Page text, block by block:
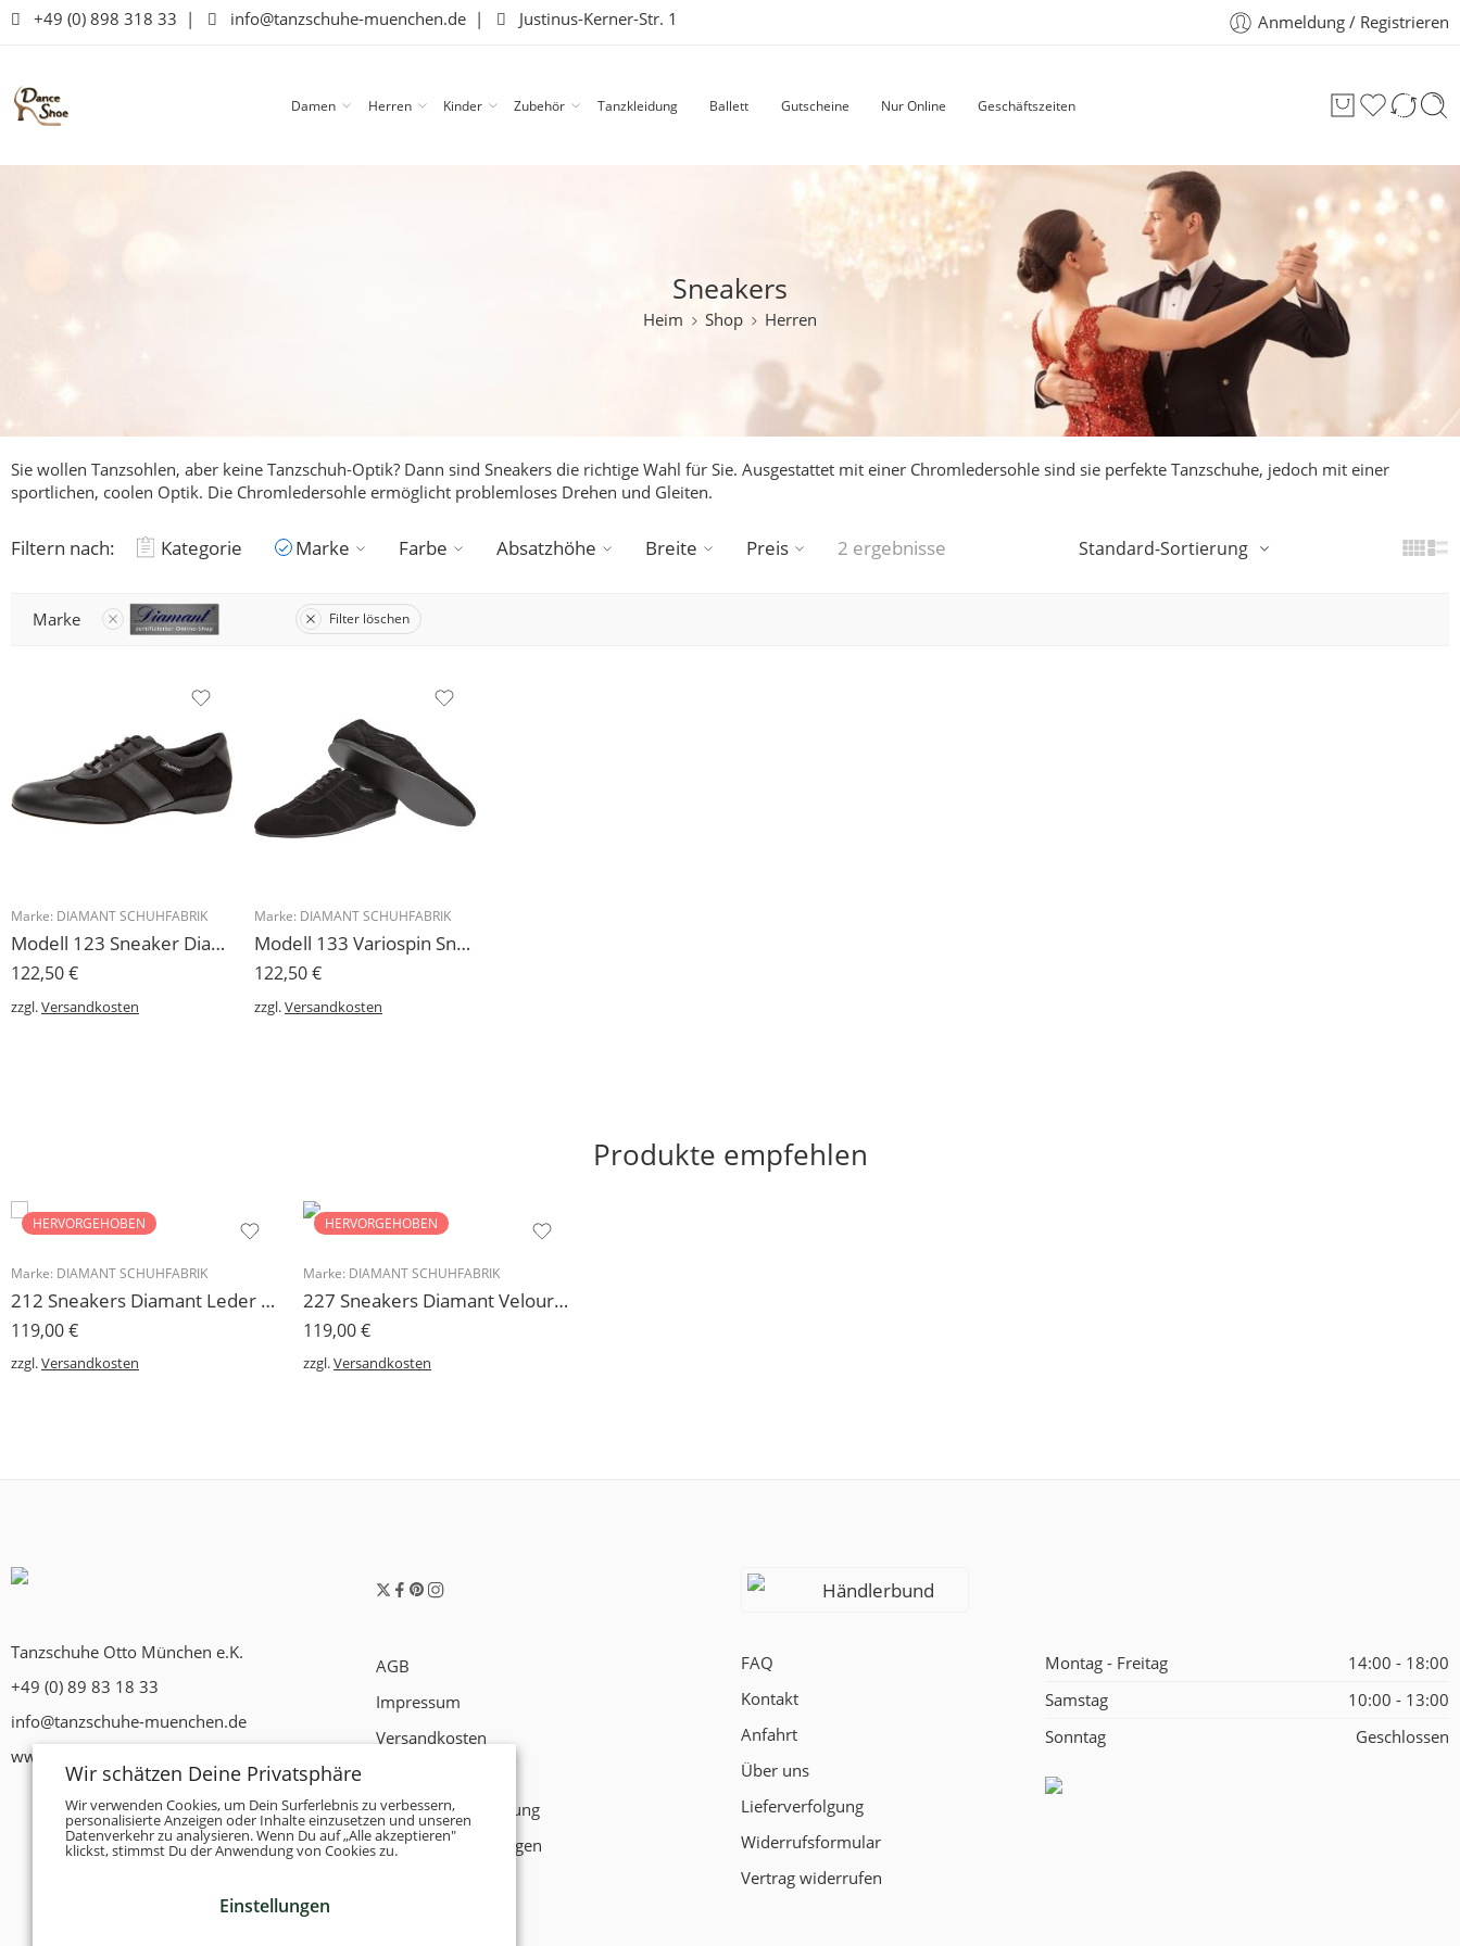
+49 (0) 898 318 33 | info@tanzschuhe-muenchen.de | Justinus-Kerner-Str. 1 Anmeldung / Registrieren
Damen Herren Kinder Zubehör Tanzkleidung Ballett Gutscheine Nur Online Geschäftszeiten
Sneakers
Heim Shop Herren
Sie wollen Tanzsohlen, aber keine Tanzschuh-Optik? Dann sind Sneakers die richtige Wahl für Sie. Ausgestattet mit einer Chromledersohle sind sie perfekte Tanzschuhe, jedoch mit einer
sportlichen, coolen Optik. Die Chromledersohle ermöglicht problemloses Drehen und Gleiten.
Filtern nach: Kategorie Marke Farbe Absatzhöhe Breite Preis 2 ergebnisse Standard-Sortierung
Marke Filter löschen
Marke: DIAMANT SCHUHFABRIK
Modell 123 Sneaker Diamant Herren mit Tanzsohle aus Chromleder
122,50€
zzgl.Versandkosten
Marke: DIAMANT SCHUHFABRIK
Modell 133 Variospin Sneaker Diamant Herren für Draußen und Drinnen
122,50€
zzgl.Versandkosten
Produkte empfehlen
HERVORGEHOBEN
Marke: DIAMANT SCHUHFABRIK
212 Sneakers Diamant Leder weiss, drehfreudige Kunststoffsohle
119,00€
zzgl.Versandkosten
HERVORGEHOBEN
Marke: DIAMANT SCHUHFABRIK
227 Sneakers Diamant Veloursleder hellgrau, drehfreudige Kunststoffsohle
119,00€
zzgl.Versandkosten
Tanzschuhe Otto München e.K.
+49 (0) 89 83 18 33
info@tanzschuhe-muenchen.de
www.tanzschuhe-muenchen.de
AGB
Impressum
Versandkosten
Datenschutzerklärung
Zahlungsbedingungen
Händlerbund
FAQ
Kontakt
Anfahrt
Über uns
Lieferverfolgung
Widerrufsformular
Vertrag widerrufen
Montag - Freitag
14:00 - 18:00
Samstag
10:00 - 13:00
Sonntag
Geschlossen
Wir schätzen Deine Privatsphäre
Wir verwenden Cookies, um Dein Surferlebnis zu verbessern,
personalisierte Anzeigen oder Inhalte einzusetzen und unseren
Datenverkehr zu analysieren. Wenn Du auf „Alle akzeptieren"
klickst, stimmst Du der Anwendung von Cookies zu.
Einstellungen